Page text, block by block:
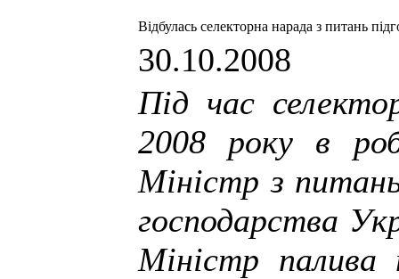
Відбулась селекторна нарада з питань
30.10.2008
Під час
2008 року в
Міністр з
господарства
Міністр палива